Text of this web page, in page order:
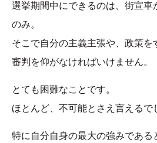
選挙期間中にできるのは、街宣車
のみ。
そこで自分の主義主張や、政策を
審判を仰がなければいけません。
とても困難なことです。
ほとんど、不可能とさえ言えるで
特に自分自身の最大の強みである